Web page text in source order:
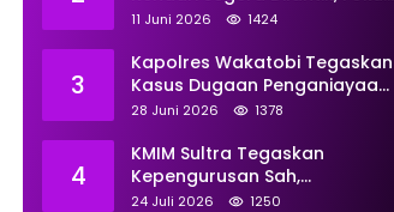
Perkuat Pemberdayaan
11 Juni 2026 1424
3
Kapolres Wakatobi Tegaskan
Kasus Dugaan Penganiayaan
Dua Remaja oleh Dua
Profesional
28 Juni 2026 1378
4
KMIM Sultra Tegaskan
Kepengurusan Sah,
Peringatkan Klaim Ketua
24 Juli 2026 1250